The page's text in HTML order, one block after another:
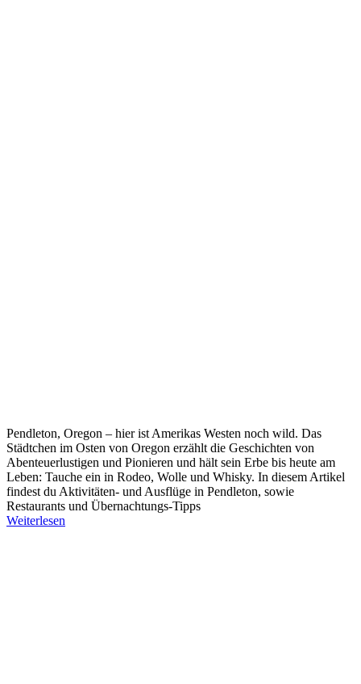
Pendleton, Oregon – hier ist Amerikas Westen noch wild. Das
Städtchen im Osten von Oregon erzählt die Geschichten von
Abenteuerlustigen und Pionieren und hält sein Erbe bis heute am
Leben: Tauche ein in Rodeo, Wolle und Whisky. In diesem Artikel
findest du Aktivitäten- und Ausflüge in Pendleton, sowie
Restaurants und Übernachtungs-Tipps
Weiterlesen